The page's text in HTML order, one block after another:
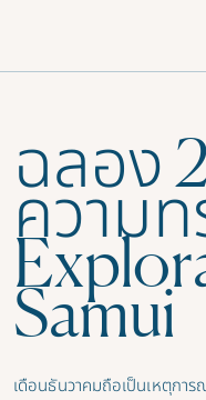
ฉลอง
ความท
Samui
เดือนธันวาคมถือเป็นเหตุกา